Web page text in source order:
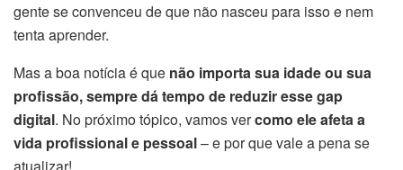
gente se convenceu de que não nasceu para isso e nem
tenta aprender.
Mas a boa notícia é que não importa sua idade ou sua
profissão, sempre dá tempo de reduzir esse gap
digital. No próximo tópico, vamos vercomo ele afeta a
vida profissional e pessoal– e por que vale a pena se